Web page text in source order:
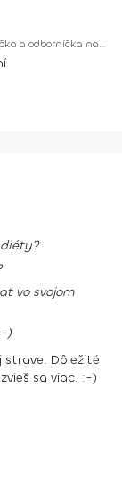
Som pôvodne genetička, molekulárna biologička a odborníčka na DNA a RNA. Po rokoch výskumu som sa rozhodla svoj odbor rozšíriť a pretaviť do praxe, ktorá pomáha ľuďom meniť ich životy.
vo svojom
)
strave. Dôležité
sa viac. :-)